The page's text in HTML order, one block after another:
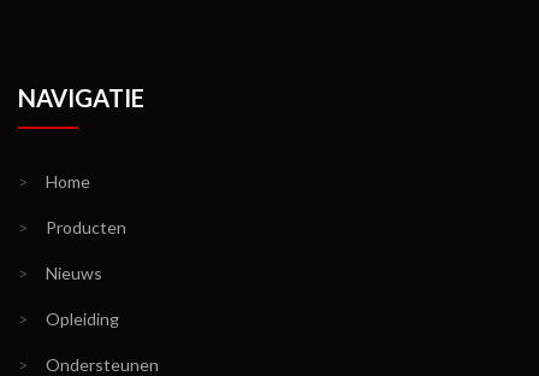
NAVIGATIE
> Home
> Producten
> Nieuws
> Opleiding
> Ondersteunen